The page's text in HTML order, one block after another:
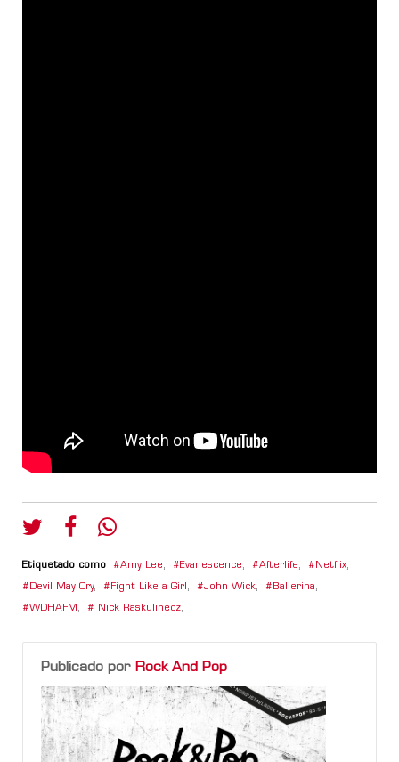
Etiquetado como Amy Lee, Evanescence, Afterlife, Netflix,
Devil May Cry, Fight Like a Girl , John Wick, Ballerina,
WDHAFM , Nick Raskulinecz,
Publicado por Rock And Pop